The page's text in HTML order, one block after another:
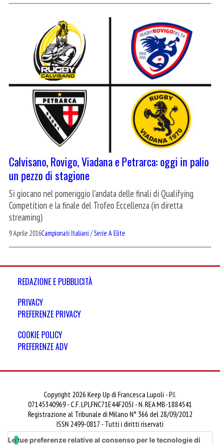
Calvisano, Rovigo, Viadana e Petrarca: oggi in palio
un pezzo di stagione
Si giocano nel pomeriggio l'andata delle finali di Qualifying
Competition e la finale del Trofeo Eccellenza (in diretta
streaming)
9 Aprile 2016Campionati Italiani /Serie A Elite
REDAZIONE E PUBBLICITÀ
PRIVACY
PREFERENZE PRIVACY
COOKIE POLICY
PREFERENZE ADV
Copyright 2026 Keep Up di Francesca Lupoli - P.I.
07145340969 - C.F. LPLFNC71E44F205J - N. REA MB-1884541
Registrazione al Tribunale di Milano N° 366 del 28/09/2012
ISSN 2499-0817 - Tutti i diritti riservati
Le tue preferenze relative al consenso per le tecnologie di